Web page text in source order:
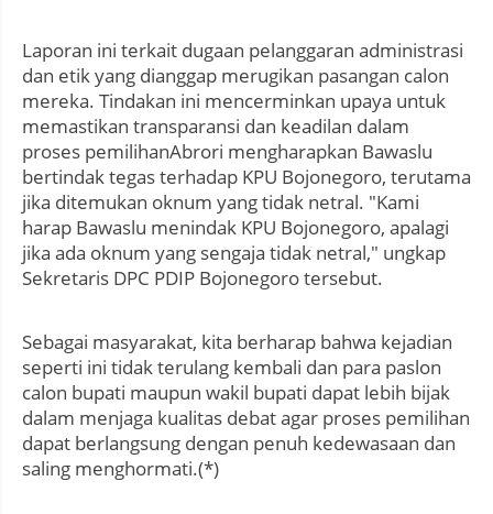
Laporan ini terkait dugaan pelanggaran administrasi
dan etik yang dianggap merugikan pasangan calon
mereka. Tindakan ini mencerminkan upaya untuk
memastikan transparansi dan keadilan dalam
proses pemilihanAbrori mengharapkan Bawaslu
bertindak tegas terhadap KPU Bojonegoro, terutama
jika ditemukan oknum yang tidak netral. "Kami
harap Bawaslu menindak KPU Bojonegoro, apalagi
jika ada oknum yang sengaja tidak netral," ungkap
Sekretaris DPC PDIP Bojonegoro tersebut.
Sebagai masyarakat, kita berharap bahwa kejadian
seperti ini tidak terulang kembali dan para paslon
calon bupati maupun wakil bupati dapat lebih bijak
dalam menjaga kualitas debat agar proses pemilihan
dapat berlangsung dengan penuh kedewasaan dan
saling menghormati.(*)